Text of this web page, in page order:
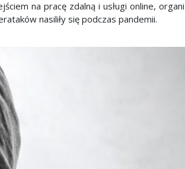
na pracę zdalną i usługi online,
nasiliły się podczas pandemii.